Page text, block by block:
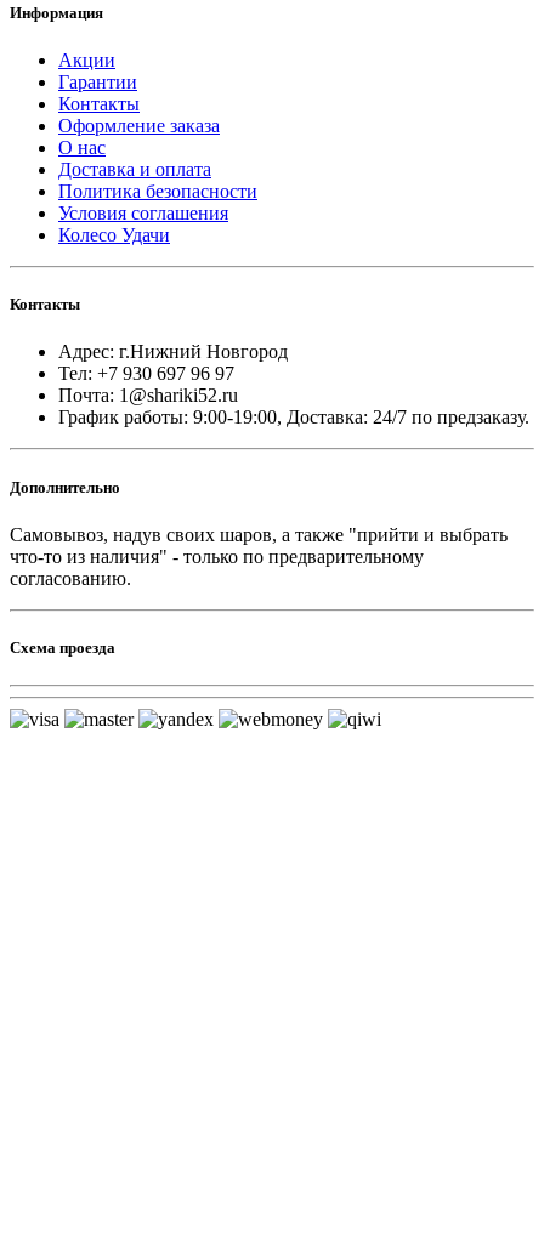
Информация
Акции
Гарантии
Контакты
Оформление заказа
О нас
Доставка и оплата
Политика безопасности
Условия соглашения
Колесо Удачи
Контакты
Адрес: г.Нижний Новгород
Тел: +7 930 697 96 97
Почта: 1@shariki52.ru
График работы: 9:00-19:00, Доставка: 24/7 по предзаказу.
Дополнительно
Самовывоз, надув своих шаров, а также "прийти и выбрать
что-то из наличия" - только по предварительному
согласованию.
Схема проезда